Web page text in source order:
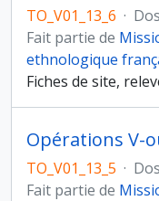
TO_V01_13_6 ·
Fait partie de
ethnologique
Fiches de site,
Opérations V-
TO_V01_13_5 ·
Fait partie de